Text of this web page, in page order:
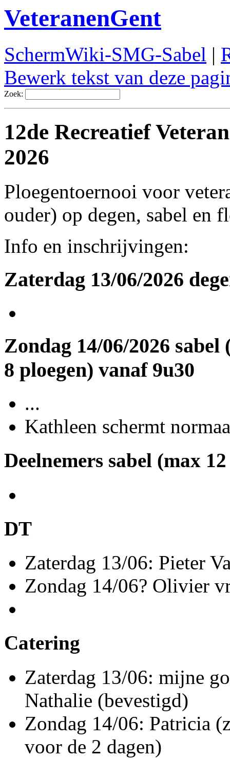
VeteranenGent
SchermWiki-SMG-Sabel |
Bewerk tekst van deze
Zoek:
12de Recreatief
2026
Ploegentoernooi voor
ouder) op degen, sabel en
Info en inschrijvingen:
Zaterdag 13/06/2026
Zondag 14/06/2026
8 ploegen) vanaf 9u30
...
Kathleen schermt
Deelnemers sabel (max
DT
Zaterdag 13/06: Pieter
Zondag 14/06? Olivier
Catering
Zaterdag 13/06: mijne
Nathalie (bevestigd)
Zondag 14/06: Patricia
voor de 2 dagen)